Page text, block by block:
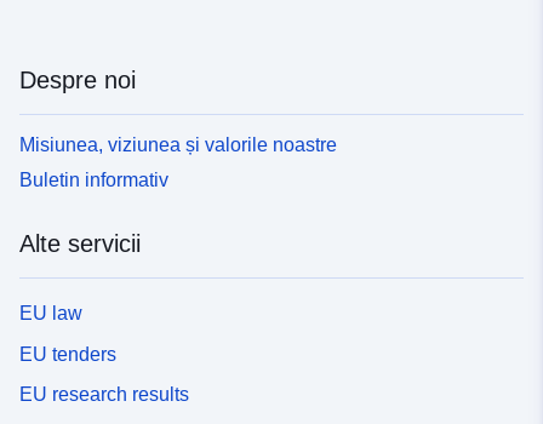
Despre noi
Misiunea, viziunea și valorile noastre
Buletin informativ
Alte servicii
EU law
EU tenders
EU research results